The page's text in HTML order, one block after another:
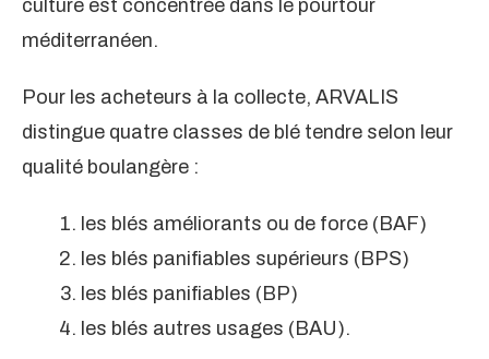
culture est concentrée dans le pourtour
méditerranéen.
Pour les acheteurs à la collecte, ARVALIS
distingue quatre classes de blé tendre selon leur
qualité boulangère :
les blés améliorants ou de force (BAF)
les blés panifiables supérieurs (BPS)
les blés panifiables (BP)
les blés autres usages (BAU).